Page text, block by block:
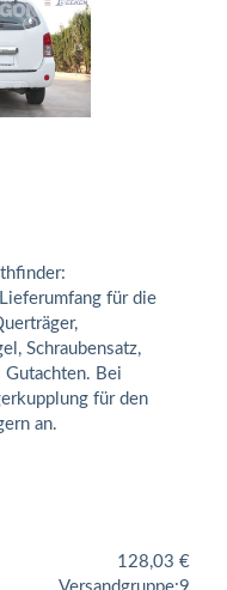
für die
Schraubensatz,
Gutachten. Bei
für den
an.
128,03 €